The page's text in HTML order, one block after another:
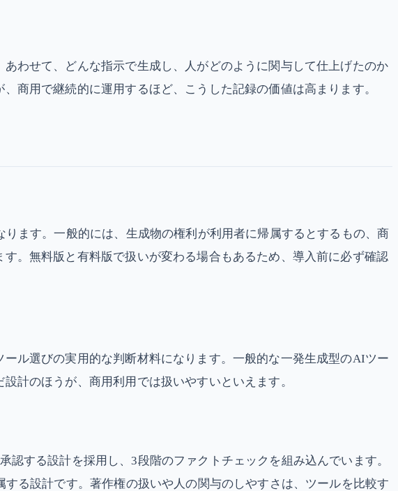
わせて、どんな指示で生成し、人がどのように関与して仕上げたのか
商用で継続的に運用するほど、こうした記録の価値は高まります。
ます。一般的には、生成物の権利が利用者に帰属するとするもの、商
。無料版と有料版で扱いが変わる場合もあるため、導入前に必ず確認
ル選びの実用的な判断材料になります。一般的な一発生成型のAIツー
計のほうが、商用利用では扱いやすいといえます。
する設計を採用し、3段階のファクトチェックを組み込んでいます。
る設計です。著作権の扱いや人の関与のしやすさは、ツールを比較す